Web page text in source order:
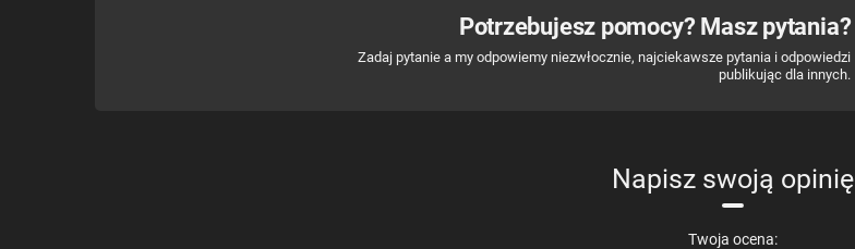
Potrzebujesz pomocy? Masz pytania?
Zadaj pytanie a my odpowiemy niezwłocznie, najciekawsze pytania i odpowiedzi
publikując dla innych.
Napisz swoją opinię
Twoja ocena: